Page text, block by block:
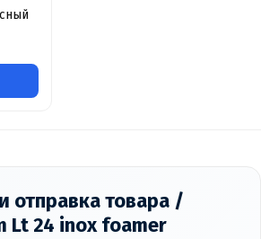
отправка товара /
Lt 24 inox foamer